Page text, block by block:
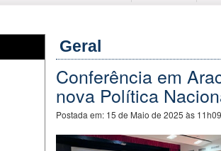
Geral
Conferência em
nova Política
Postada em: 15 de Maio de 2025 às 11h09